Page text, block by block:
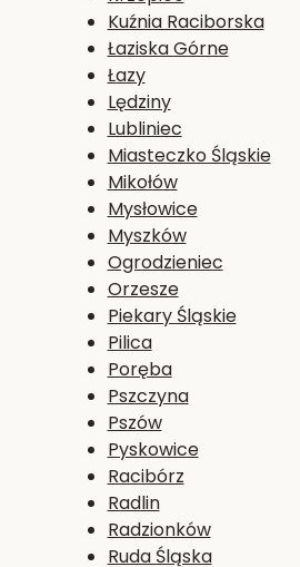
Kuźnia Raciborska
Łaziska Górne
Łazy
Lędziny
Lubliniec
Miasteczko Śląskie
Mikołów
Mysłowice
Myszków
Ogrodzieniec
Orzesze
Piekary Śląskie
Pilica
Poręba
Pszczyna
Pszów
Pyskowice
Racibórz
Radlin
Radzionków
Ruda Śląska